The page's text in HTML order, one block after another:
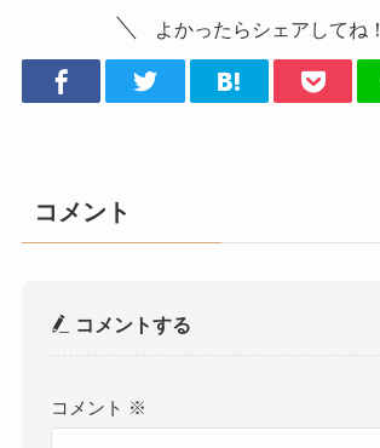
よかったらシェアしてね！
コメント
コメントする
コメント ※